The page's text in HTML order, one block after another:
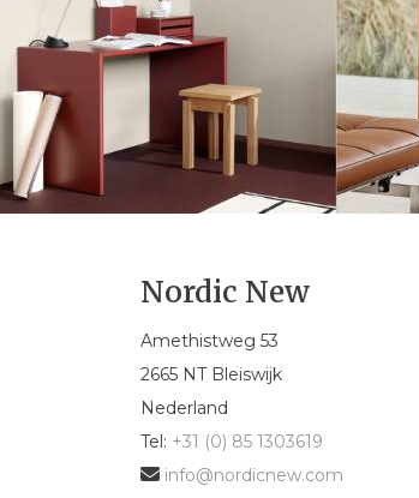
Nordic New
Amethistweg 53
2665 NT Bleiswijk
Nederland
Tel: +31 (0) 85 1303619
info@nordicnew.com